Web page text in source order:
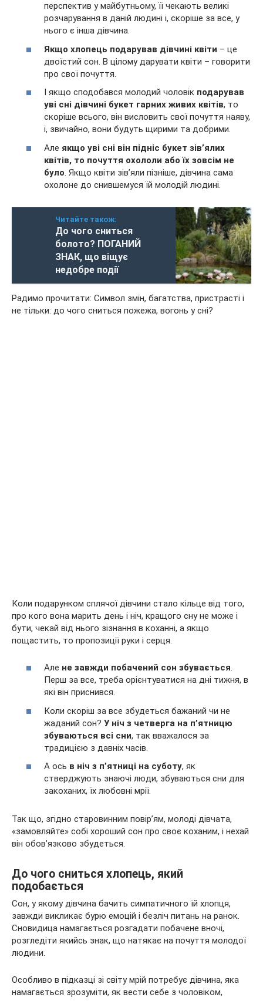
перспектив у майбутньому, її чекають великі
розчарування в даній людині і, скоріше за все, у
нього є інша дівчина.
Якщо хлопець подарував дівчині квіти – це
двоїстий сон. В цілому дарувати квіти – говорити
про свої почуття.
І якщо сподобався молодий чоловік подарував
уві сні дівчині букет гарних живих квітів, то
скоріше всього, він висловить свої почуття наяву,
і, звичайно, вони будуть щирими та добрими.
Але якщо уві сні він підніс букет зів’ялих
квітів, то почуття охололи або їх зовсім не
було. Якщо квіти зів’яли пізніше, дівчина сама
охолоне до снившемуся їй молодій людині.
Читайте також:
До чого сниться
болото? ПОГАНИЙ
ЗНАК, що віщує
недобре події
Радимо прочитати: Символ змін, багатства, пристрасті і
не тільки: до чого сниться пожежа, вогонь у сні?
Коли подарунком сплячої дівчини стало кільце від того,
про кого вона марить день і ніч, кращого сну не може і
бути, чекай від нього зізнання в коханні, а якщо
пощастить, то пропозиції руки і серця.
Але не завжди побачений сон збувається.
Перш за все, треба орієнтуватися на дні тижня, в
які він приснився.
Коли скоріш за все збудеться бажаний чи не
жаданий сон? У ніч з четверга на п’ятницю
збуваються всі сни, так вважалося за
традицією з давніх часів.
А ось в ніч з п’ятниці на суботу, як
стверджують знаючі люди, збуваються сни для
закоханих, їх любовні мрії.
Так що, згідно старовинним повір’ям, молоді дівчата,
«замовляйте» собі хороший сон про своє коханим, і нехай
він обов’язково збудеться.
До чого сниться хлопець, який
подобається
Сон, у якому дівчина бачить симпатичного їй хлопця,
завжди викликає бурю емоцій і безліч питань на ранок.
Сновидица намагається розгадати побачене вночі,
розгледіти якийсь знак, що натякає на почуття молодої
людини.
Особливо в підказці зі світу мрій потребує дівчина, яка
намагається зрозуміти, як вести себе з чоловіком,